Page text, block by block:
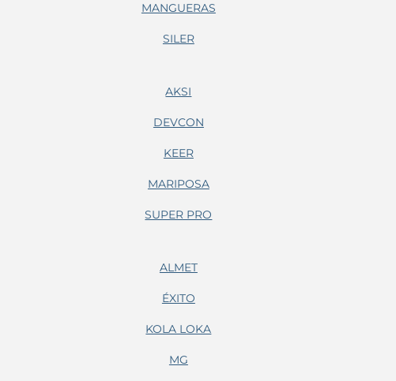
MANGUERAS
SILER
AKSI
DEVCON
KEER
MARIPOSA
SUPER PRO
ALMET
ÉXITO
KOLA LOKA
MG